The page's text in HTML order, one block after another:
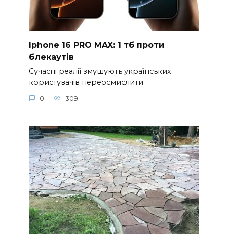
Iphone 16 PRO MAX: 1 тб проти
блекаутів
Сучасні реалії змушують українських
користувачів переосмислити
0 309